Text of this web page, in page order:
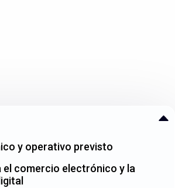
y operativo previsto
el comercio electrónico y la